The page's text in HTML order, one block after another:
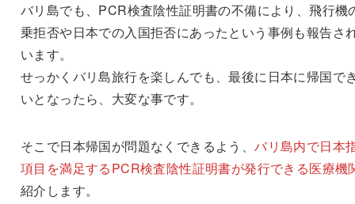
バリ島でも、PCR検査陰性証明書の不備により、飛行機
乗拒否や日本での入国拒否にあったという事例も報告さ
います。
せっかくバリ島旅行を楽しんでも、最後に日本に帰国で
いとなったら、大変な事です。
そこで日本帰国が問題なくできるよう、バリ島内で日本
項目を満足するPCR検査陰性証明書が発行できる医療機
紹介します。